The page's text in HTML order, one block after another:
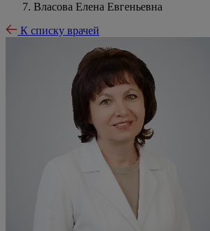
Власова Елена Евгеньевна
К списку врачей